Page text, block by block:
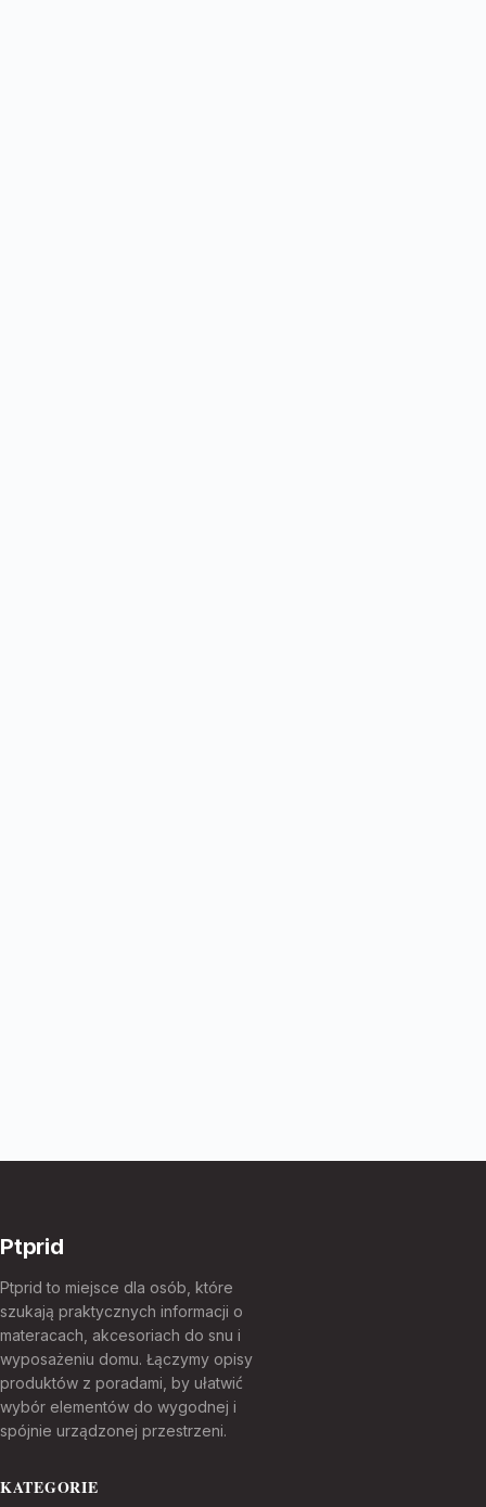
Ptprid
Ptprid to miejsce dla osób, które
szukają praktycznych informacji o
materacach, akcesoriach do snu i
wyposażeniu domu. Łączymy opisy
produktów z poradami, by ułatwić
wybór elementów do wygodnej i
spójnie urządzonej przestrzeni.
KATEGORIE